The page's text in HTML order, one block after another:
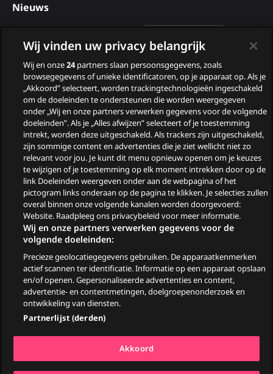
Nieuws
Deelnemers van B&B Vol
Liefde 2026
Nieuwe tv programma’s
in augustus
Wie zijn de gasten van
Zomergasten?
Woeste Grond
© 2026
Privacy & Cookiestatement
Pers
Ga
naar
GoGo Go
Wij vinden uw privacy belangrijk
Wij en onze24partners slaan persoonsgegevens, zoals
browsegegevens of unieke identificatoren, op je apparaat op. Als je
„Akkoord” selecteert, worden trackingtechnologieën ingeschakeld
om de doeleinden te ondersteunen die worden weergegeven
onder „Wij en onze partners verwerken gegevens voor de volgende
doeleinden”. Als je „Alles afwijzen” selecteert of je toestemming
intrekt, worden deze uitgeschakeld. Als trackers zijn uitgeschakeld,
zijn sommige content en advertenties die je ziet wellicht niet zo
relevant voor jou. Je kunt dit menu opnieuw openen om je keuzes
te wijzigen of je toestemming op elk moment intrekken door op de
link Doeleinden weergeven onder aan de webpagina of het
pictogram links onderaan op de pagina te klikken. Je selecties zullen
overal binnen onze volgende kanalen worden doorgevoerd:
Website. Raadpleeg ons privacybeleid voor meer informatie.
Wij en onze partners verwerken gegevens voor de
volgende doeleinden:
Precieze geolocatiegegevens gebruiken. De apparaatkenmerken
actief scannen ter identificatie. Informatie op een apparaat opslaan
en/of openen. Gepersonaliseerde advertenties en content,
advertentie- en contentmetingen, doelgroepenonderzoek en
ontwikkeling van diensten.
Partnerlijst (derden)
Akkoord